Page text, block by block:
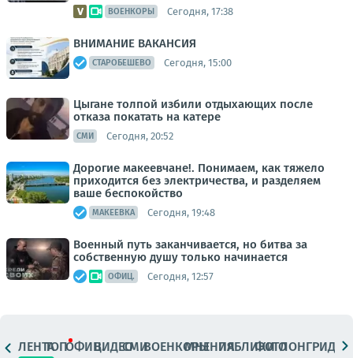
ВОЕНКОРЫ Сегодня, 17:38
ВНИМАНИЕ ВАКАНСИЯ
СТАРОБЕШЕВО Сегодня, 15:00
Цыгане толпой избили отдыхающих после
отказа покатать на катере
СМИ Сегодня, 20:52
Дорогие макеевчане!. Понимаем, как тяжело
приходится без электричества, и разделяем
ваше беспокойство
МАКЕЕВКА Сегодня, 19:48
Военный путь заканчивается, но битва за
собственную душу только начинается
ОФИЦ. Сегодня, 12:57
ЛЕНТАТОПОФИЦ.ВИДЕОСМИВОЕНКОРЫМНЕНИЯПАБЛИКИ
ФОТОЛОНГРИДЫ